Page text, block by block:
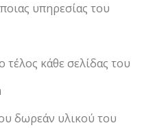
υπηρεσίας του
τέλος κάθε σελίδας του
δωρεάν υλικού του